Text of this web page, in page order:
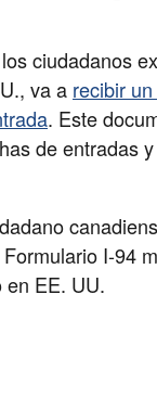
ciudadanos
va a recibir
. Este
de entradas
I-94
EE. UU.